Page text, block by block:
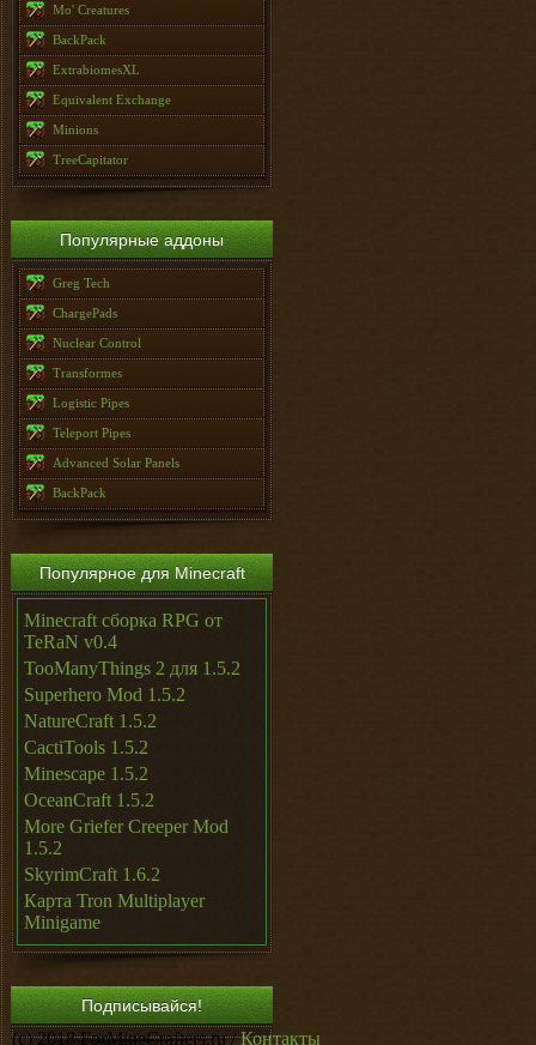
Mo' Creatures
BackPack
ExtrabiomesXL
Equivalent Exchange
Minions
TreeCapitator
Популярные аддоны
Greg Tech
ChargePads
Nuclear Control
Transformes
Logistic Pipes
Teleport Pipes
Advanced Solar Panels
BackPack
Популярное для Minecraft
Minecraft сборка RPG от
TeRaN v0.4
TooManyThings 2 для 1.5.2
Superhero Mod 1.5.2
NatureCraft 1.5.2
CactiTools 1.5.2
Minescape 1.5.2
OceanCraft 1.5.2
More Griefer Creeper Mod
1.5.2
SkyrimCraft 1.6.2
Карта Tron Multiplayer
Minigame
Подписывайся!
(c) 2018 ForMineCrafters.ru /Контакты